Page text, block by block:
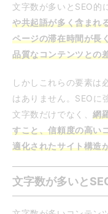
文字数が多いとSEO的
や共起語が多く含まれ
ページの滞在時間が長
品質なコンテンツとの
しかしこれらの要素は
はありません。SEOに
文字数だけでなく、網
すこと、信頼度の高い
適化されたサイト構造
文字数が多いと